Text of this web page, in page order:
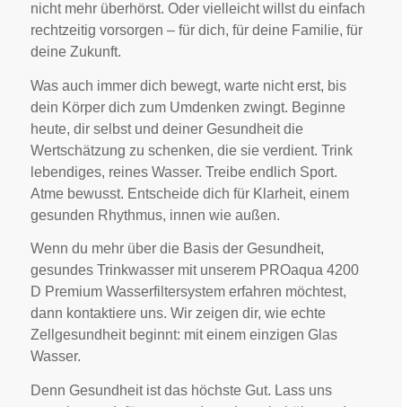
nicht mehr überhörst. Oder vielleicht willst du einfach
rechtzeitig vorsorgen – für dich, für deine Familie, für
deine Zukunft.
Was auch immer dich bewegt, warte nicht erst, bis
dein Körper dich zum Umdenken zwingt. Beginne
heute, dir selbst und deiner Gesundheit die
Wertschätzung zu schenken, die sie verdient. Trink
lebendiges, reines Wasser. Treibe endlich Sport.
Atme bewusst. Entscheide dich für Klarheit, einem
gesunden Rhythmus, innen wie außen.
Wenn du mehr über die Basis der Gesundheit,
gesundes Trinkwasser mit unserem PROaqua 4200
D Premium Wasserfiltersystem erfahren möchtest,
dann kontaktiere uns. Wir zeigen dir, wie echte
Zellgesundheit beginnt: mit einem einzigen Glas
Wasser.
Denn Gesundheit ist das höchste Gut. Lass uns